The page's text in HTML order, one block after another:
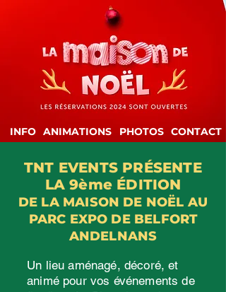
INFO CONTACT
PHOTOS
ANIMATIONS
TNT EVENTS PRÉSENTE
LA 9ème ÉDITION
DE LA MAISON DE NOËL AU
PARC EXPO DE BELFORT
ANDELNANS
Un lieu aménagé, décoré, et
animé pour vos événements de